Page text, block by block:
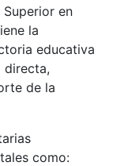
en
la
educativa
directa,
de la
como: